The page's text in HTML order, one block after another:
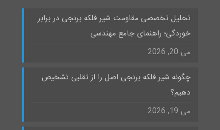
تحلیل تخصصی مقاومت شیر فلکه برنجی در برابر
خوردگی؛ راهنمای جامع مهندسی
می 20, 2026
چگونه شیر فلکه برنجی اصل را از تقلبی تشخیص
دهیم؟
می 19, 2026